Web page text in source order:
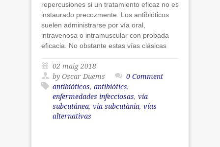
repercusiones si un tratamiento eficaz no es
instaurado precozmente. Los antibióticos
suelen administrarse por vía oral,
intravenosa o intramuscular con probada
eficacia. No obstante estas vías clásicas
02 maig 2018
by Oscar Duems
0 Comment
antibióticos, antibiòtics,
enfermedades infecciosas, vía
subcutánea, via subcutània, vías
alternativas